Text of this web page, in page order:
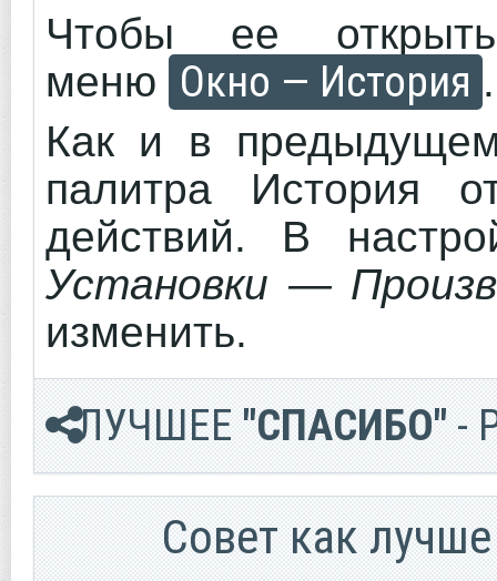
Чтобы ее
меню Окно — История .
Как и в
палитра История
действий. В
Установки —
изменить.
ЛУЧШЕЕ "СПАСИБО" -
Cовет как